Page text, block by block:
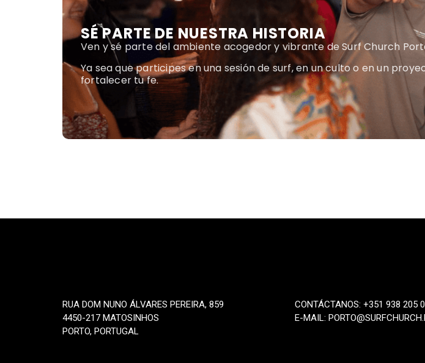
SÉ PARTE DE NUESTRA HISTORIA
Ven y sé parte del ambiente acogedor y vibrante de Surf Church
Ya sea que participes en una sesión de surf, en un culto o en un
fortalecer tu fe.
RUA DOM NUNO ÁLVARES PEREIRA, 859
4450-217 MATOSINHOS
PORTO, PORTUGAL
CONTÁCTANOS: +351 938 205
E-MAIL: